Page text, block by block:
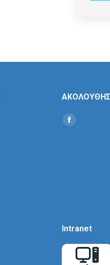
Find us on:
Social
Intranet